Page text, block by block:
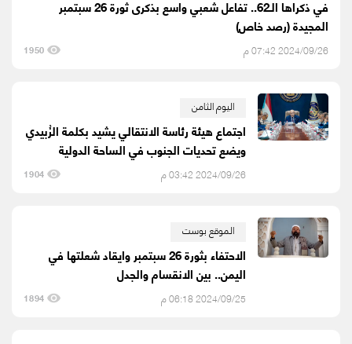
في ذكراها الـ62.. تفاعل شعبي واسع بذكرى ثورة 26 سبتمبر
المجيدة (رصد خاص)
2024/09/26 07:42 م 1950
اليوم الثامن
اجتماع هيئة رئاسة الانتقالي يشيد بكلمة الزُبيدي
ويضع تحديات الجنوب في الساحة الدولية
2024/09/26 03:42 م 1904
الموقع بوست
الاحتفاء بثورة 26 سبتمبر وايقاد شعلتها في
اليمن.. بين الانقسام والجدل
2024/09/25 06:18 م 1894